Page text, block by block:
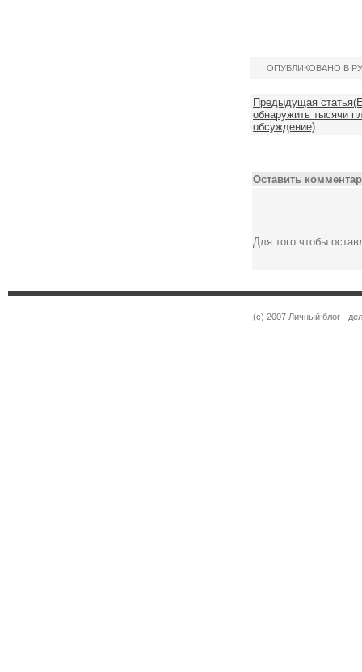
ОПУБЛИКОВАНО В
Предыдущая
обнаружить тысячи
обсуждение)
Оставить
Для того чтобы
(c) 2007 Личный блог -